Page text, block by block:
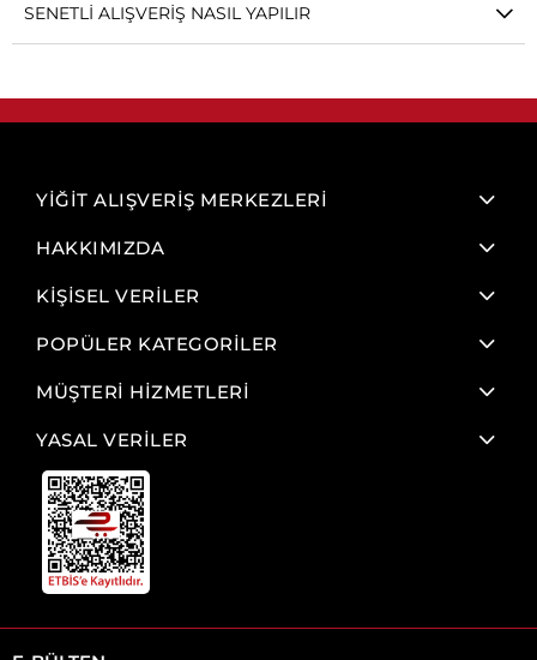
SENETLI ALIŞVERIŞ NASIL YAPILIR
YİĞİT ALIŞVERİŞ MERKEZLERİ
HAKKIMIZDA
KİŞİSEL VERİLER
POPÜLER KATEGORİLER
MÜŞTERİ HİZMETLERİ
YASAL VERİLER